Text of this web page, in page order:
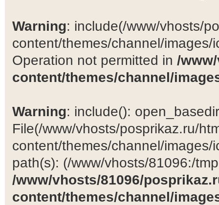
Warning: include(/www/vhosts/
content/themes/channel/
Operation not permitted in /
content/themes/channel/
Warning: include():
File(/www/vhosts/posprikaz.ru/
content/themes/channel/
path(s): (/www/vhosts/81096:/
/www/vhosts/81096/
content/themes/channel/